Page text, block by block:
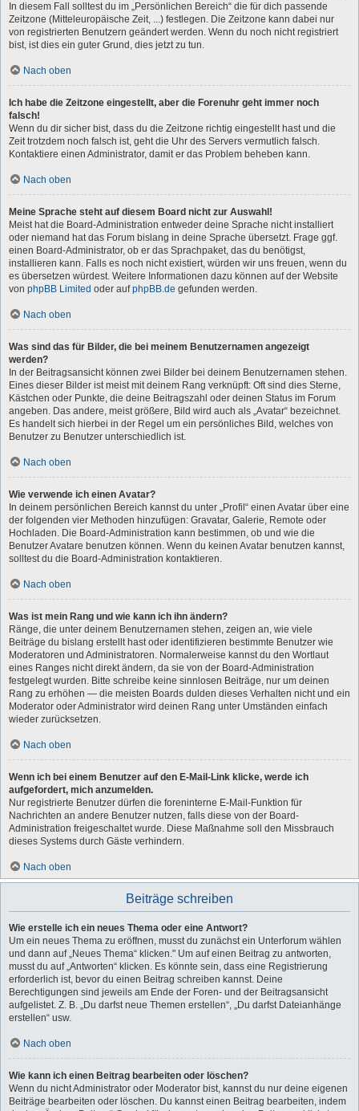
In diesem Fall solltest du im „Persönlichen Bereich“ die für dich passende
Zeitzone (Mitteleuropäische Zeit, ...) festlegen. Die Zeitzone kann dabei nur
von registrierten Benutzern geändert werden. Wenn du noch nicht registriert
bist, ist dies ein guter Grund, dies jetzt zu tun.
Nach oben
Ich habe die Zeitzone eingestellt, aber die Forenuhr geht immer noch
falsch!
Wenn du dir sicher bist, dass du die Zeitzone richtig eingestellt hast und die
Zeit trotzdem noch falsch ist, geht die Uhr des Servers vermutlich falsch.
Kontaktiere einen Administrator, damit er das Problem beheben kann.
Nach oben
Meine Sprache steht auf diesem Board nicht zur Auswahl!
Meist hat die Board-Administration entweder deine Sprache nicht installiert
oder niemand hat das Forum bislang in deine Sprache übersetzt. Frage ggf.
einen Board-Administrator, ob er das Sprachpaket, das du benötigst,
installieren kann. Falls es noch nicht existiert, würden wir uns freuen, wenn du
es übersetzen würdest. Weitere Informationen dazu können auf der Website
von phpBB Limited oder aufphpBB.de gefunden werden.
Nach oben
Was sind das für Bilder, die bei meinem Benutzernamen angezeigt
werden?
In der Beitragsansicht können zwei Bilder bei deinem Benutzernamen stehen.
Eines dieser Bilder ist meist mit deinem Rang verknüpft: Oft sind dies Sterne,
Kästchen oder Punkte, die deine Beitragszahl oder deinen Status im Forum
angeben. Das andere, meist größere, Bild wird auch als „Avatar“ bezeichnet.
Es handelt sich hierbei in der Regel um ein persönliches Bild, welches von
Benutzer zu Benutzer unterschiedlich ist.
Nach oben
Wie verwende ich einen Avatar?
In deinem persönlichen Bereich kannst du unter „Profil“ einen Avatar über eine
der folgenden vier Methoden hinzufügen: Gravatar, Galerie, Remote oder
Hochladen. Die Board-Administration kann bestimmen, ob und wie die
Benutzer Avatare benutzen können. Wenn du keinen Avatar benutzen kannst,
solltest du die Board-Administration kontaktieren.
Nach oben
Was ist mein Rang und wie kann ich ihn ändern?
Ränge, die unter deinem Benutzernamen stehen, zeigen an, wie viele
Beiträge du bislang erstellt hast oder identifizieren bestimmte Benutzer wie
Moderatoren und Administratoren. Normalerweise kannst du den Wortlaut
eines Ranges nicht direkt ändern, da sie von der Board-Administration
festgelegt wurden. Bitte schreibe keine sinnlosen Beiträge, nur um deinen
Rang zu erhöhen — die meisten Boards dulden dieses Verhalten nicht und ein
Moderator oder Administrator wird deinen Rang unter Umständen einfach
wieder zurücksetzen.
Nach oben
Wenn ich bei einem Benutzer auf den E-Mail-Link klicke, werde ich
aufgefordert, mich anzumelden.
Nur registrierte Benutzer dürfen die foreninterne E-Mail-Funktion für
Nachrichten an andere Benutzer nutzen, falls diese von der Board-
Administration freigeschaltet wurde. Diese Maßnahme soll den Missbrauch
dieses Systems durch Gäste verhindern.
Nach oben
Beiträge schreiben
Wie erstelle ich ein neues Thema oder eine Antwort?
Um ein neues Thema zu eröffnen, musst du zunächst ein Unterforum wählen
und dann auf „Neues Thema“ klicken." Um auf einen Beitrag zu antworten,
musst du auf „Antworten“ klicken. Es könnte sein, dass eine Registrierung
erforderlich ist, bevor du einen Beitrag schreiben kannst. Deine
Berechtigungen sind jeweils am Ende der Foren- und der Beitragsansicht
aufgelistet. Z. B. „Du darfst neue Themen erstellen“, „Du darfst Dateianhänge
erstellen“ usw.
Nach oben
Wie kann ich einen Beitrag bearbeiten oder löschen?
Wenn du nicht Administrator oder Moderator bist, kannst du nur deine eigenen
Beiträge bearbeiten oder löschen. Du kannst einen Beitrag bearbeiten, indem